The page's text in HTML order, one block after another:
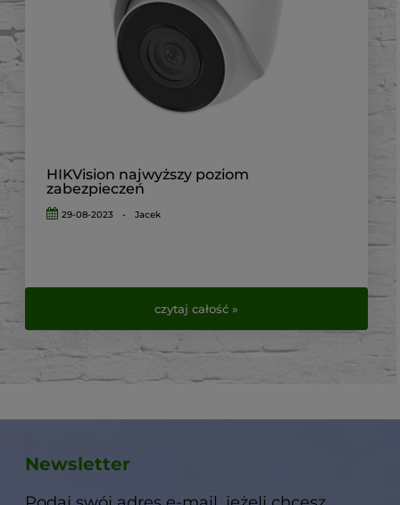
HIKVision najwyższy poziom
zabezpieczeń
29-08-2023 - Jacek
czytaj całość »
Newsletter